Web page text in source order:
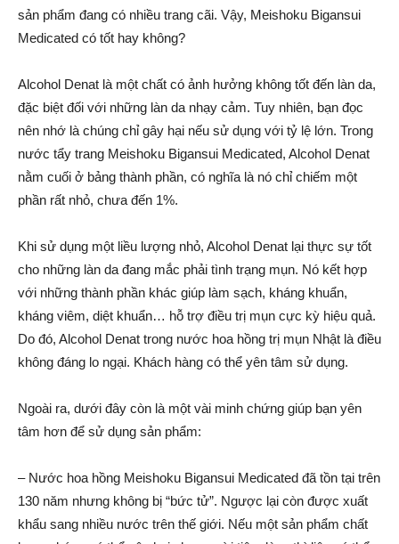
sản phẩm đang có nhiều trang cãi. Vậy, Meishoku Bigansui
Medicated có tốt hay không?
Alcohol Denat là một chất có ảnh hưởng không tốt đến làn da,
đặc biệt đối với những làn da nhạy cảm. Tuy nhiên, bạn đọc
nên nhớ là chúng chỉ gây hại nếu sử dụng với tỷ lệ lớn. Trong
nước tẩy trang Meishoku Bigansui Medicated, Alcohol Denat
nằm cuối ở bảng thành phần, có nghĩa là nó chỉ chiếm một
phần rất nhỏ, chưa đến 1%.
Khi sử dụng một liều lượng nhỏ, Alcohol Denat lại thực sự tốt
cho những làn da đang mắc phải tình trạng mụn. Nó kết hợp
với những thành phần khác giúp làm sạch, kháng khuẩn,
kháng viêm, diệt khuẩn… hỗ trợ điều trị mụn cực kỳ hiệu quả.
Do đó, Alcohol Denat trong nước hoa hồng trị mụn Nhật là điều
không đáng lo ngại. Khách hàng có thể yên tâm sử dụng.
Ngoài ra, dưới đây còn là một vài minh chứng giúp bạn yên
tâm hơn để sử dụng sản phẩm:
– Nước hoa hồng Meishoku Bigansui Medicated đã tồn tại trên
130 năm nhưng không bị “bức tử”. Ngược lại còn được xuất
khẩu sang nhiều nước trên thế giới. Nếu một sản phẩm chất